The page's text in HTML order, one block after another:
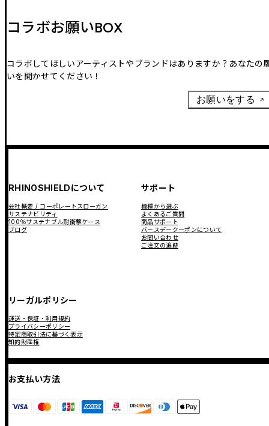
コラボお願いBOX
コラボしてほしいアーティストやブランドはありますか？あなたの
いを聞かせてください！
お願いをする
RHINOSHIELDについて
会社概要 / コーポレートスローガン
サステナビリティ
100％サステナブル耐衝撃ケース
ブログ
サポート
機種から選ぶ
よくあるご質問
商品サポート
バースデークーポンについて
お問い合わせ
ご注文の追跡
リーガルポリシー
運送・保証・利用規約
プライバシーポリシー
特定商取引法に基づく表示
知的財産権
お支払い方法